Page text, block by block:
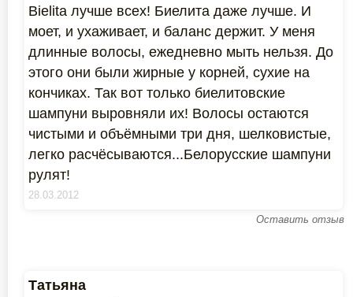
Bielita лучше всех! Биелита даже лучше. И
моет, и ухаживает, и баланс держит. У меня
длинные волосы, ежедневно мыть нельзя. До
этого они были жирные у корней, сухие на
кончиках. Так вот только биелитовские
шампуни выровняли их! Волосы остаются
чистыми и объёмными три дня, шелковистые,
легко расчёсываются...Белорусские шампуни
рулят!
28.03.2012
Оставить отзыв
Татьяна